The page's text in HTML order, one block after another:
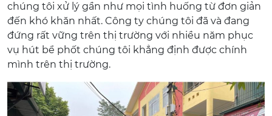
chúng tôi xử lý gần như mọi tình huống từ đơn giản
đến khó khăn nhất. Công ty chúng tôi đã và đang
đứng rất vững trên thị trường với nhiều năm phục
vụ hút bể phốt chúng tôi khẳng định được chính
mình trên thị trường.